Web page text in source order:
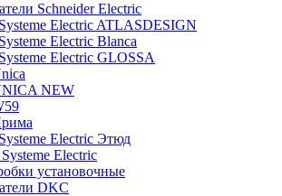
Schneider Electric
Electric ATLASDESIGN
Electric Blanca
Electric GLOSSA
NEW
Electric Этюд
Electric
установочные
DKC